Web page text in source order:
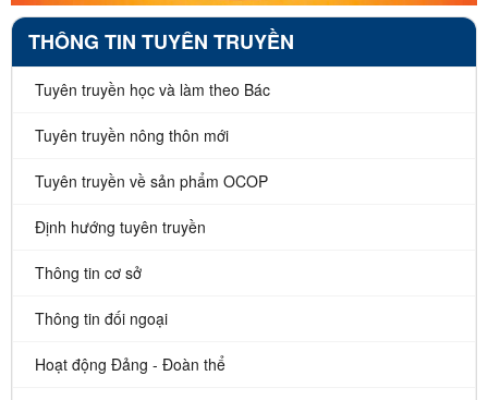
THÔNG TIN TUYÊN TRUYỀN
Tuyên truyền học và làm theo Bác
Tuyên truyền nông thôn mới
Tuyên truyền về sản phẩm OCOP
Định hướng tuyên truyền
Thông tin cơ sở
Thông tin đối ngoại
Hoạt động Đảng - Đoàn thể